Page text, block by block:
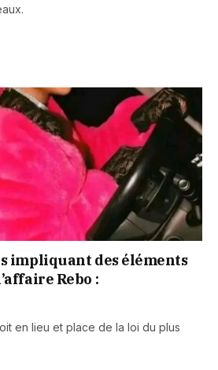
impliquant des éléments
Rebo :
en lieu et place de la loi du plus